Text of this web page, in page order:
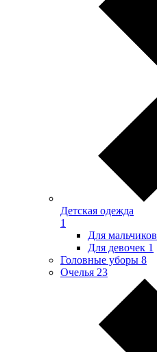
Детская одежда
1
Для мальчиков
Для девочек 1
Головные уборы 8
Очелья 23